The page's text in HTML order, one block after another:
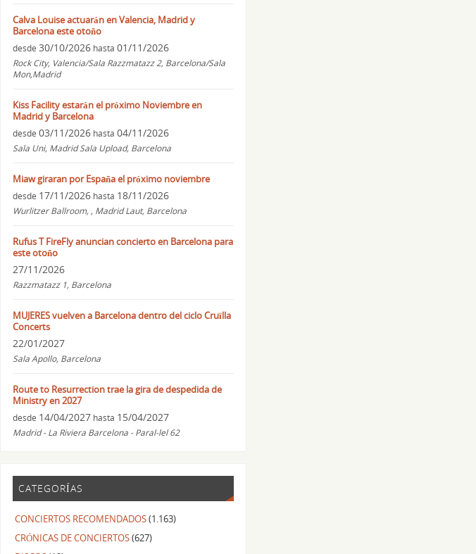
Calva Louise actuarán en Valencia, Madrid y
Barcelona este otoño
desde 30/10/2026 hasta 01/11/2026
Rock City, Valencia/Sala Razzmatazz 2, Barcelona/Sala
Mon,Madrid
Kiss Facility estarán el próximo Noviembre en
Madrid y Barcelona
desde 03/11/2026 hasta 04/11/2026
Sala Uni, Madrid Sala Upload, Barcelona
Miaw giraran por España el próximo noviembre
desde 17/11/2026 hasta 18/11/2026
Wurlitzer Ballroom, , Madrid Laut, Barcelona
Rufus T FireFly anuncian concierto en Barcelona para
este otoño
27/11/2026
Razzmatazz 1, Barcelona
MUJERES vuelven a Barcelona dentro del ciclo Cruïlla
Concerts
22/01/2027
Sala Apollo, Barcelona
Route to Resurrection trae la gira de despedida de
Ministry en 2027
desde 14/04/2027 hasta 15/04/2027
Madrid - La Riviera Barcelona - Paral-lel 62
CATEGORÍAS
CONCIERTOS RECOMENDADOS(1.163)
CRÓNICAS DE CONCIERTOS(627)